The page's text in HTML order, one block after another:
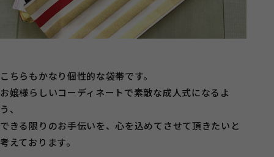
こちらもかなり個性的な袋帯です。
お嬢様らしいコーディネートで素敵な成人式になるよ
う、
できる限りのお手伝いを、心を込めてさせて頂きたいと
考えております。